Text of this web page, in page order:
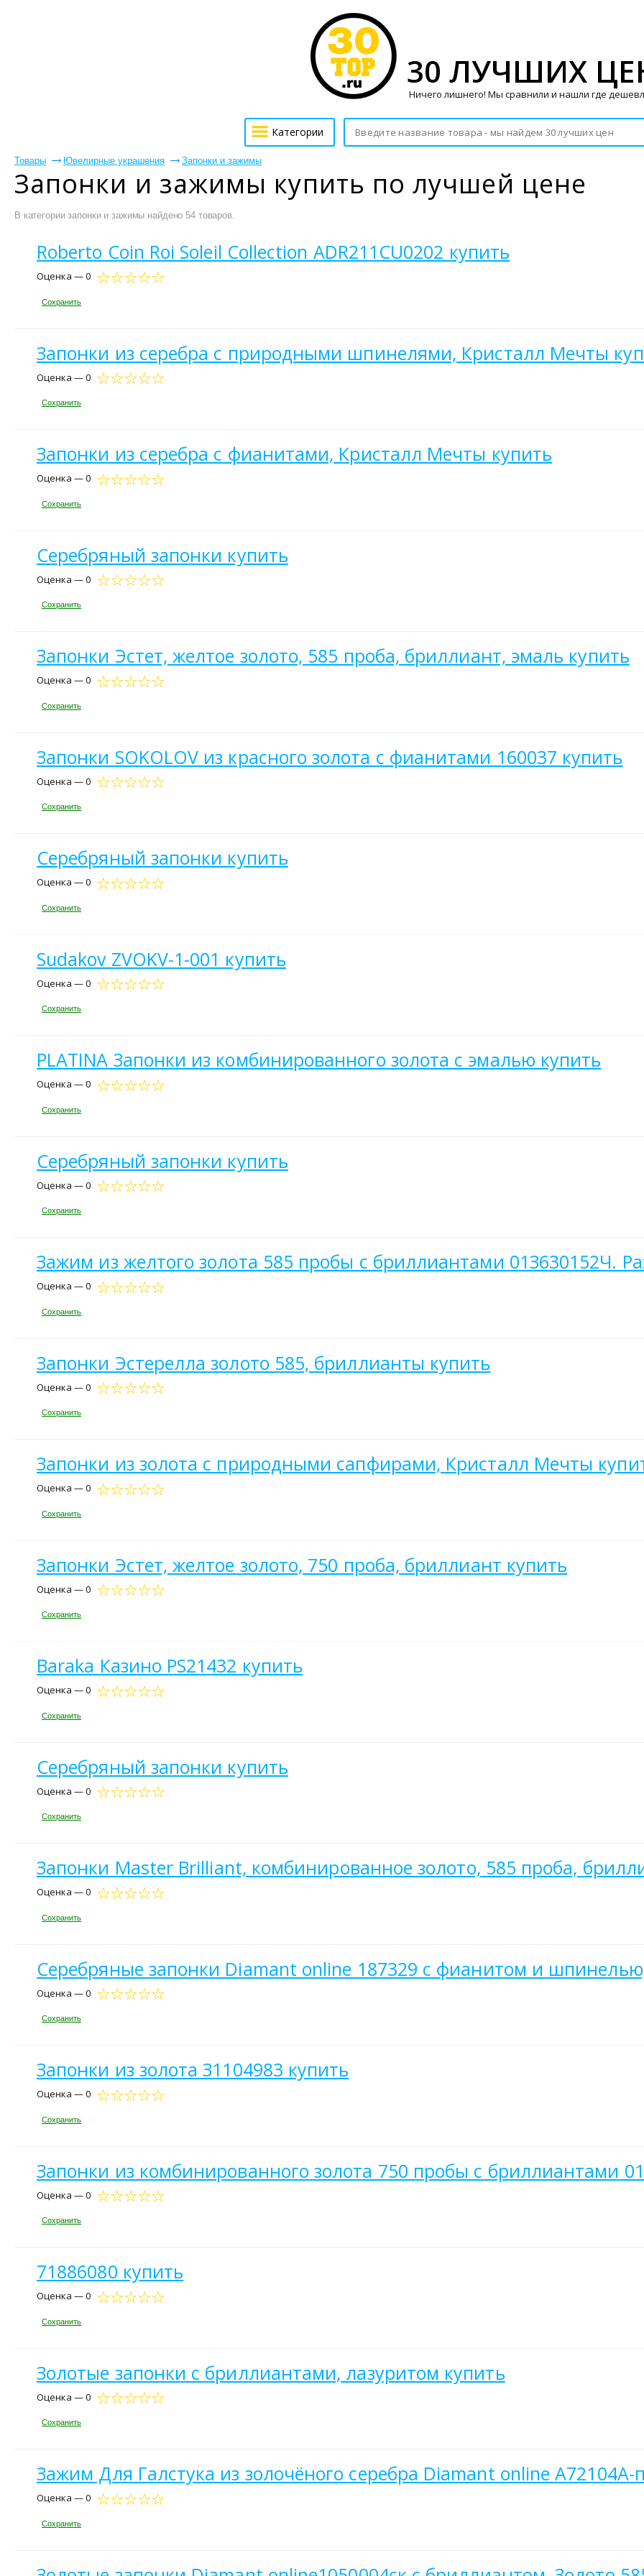
Товары Ювелирные украшения Запонки и зажимы
Запонки и зажимы купить по лучшей цене
В категории запонки и зажимы найдено 54 товаров.
Roberto Coin Roi Soleil Collection ADR211CU0202 купить
Оценка — 0
Сохранить
Запонки из серебра с природными шпинелями, Кристалл Мечты
Оценка — 0
Сохранить
Запонки из серебра с фианитами, Кристалл Мечты купить
Оценка — 0
Сохранить
Серебряный запонки купить
Оценка — 0
Сохранить
Запонки Эстет, желтое золото, 585 проба, бриллиант, эмаль купить
Оценка — 0
Сохранить
Запонки SOKOLOV из красного золота c фианитами 160037 купить
Оценка — 0
Сохранить
Серебряный запонки купить
Оценка — 0
Сохранить
Sudakov ZVOKV-1-001 купить
Оценка — 0
Сохранить
PLATINA Запонки из комбинированного золота с эмалью купить
Оценка — 0
Сохранить
Серебряный запонки купить
Оценка — 0
Сохранить
Зажим из желтого золота 585 пробы с бриллиантами 01З630152Ч.
Оценка — 0
Сохранить
Запонки Эстерелла золото 585, бриллианты купить
Оценка — 0
Сохранить
Запонки из золота с природными сапфирами, Кристалл Мечты
Оценка — 0
Сохранить
Запонки Эстет, желтое золото, 750 проба, бриллиант купить
Оценка — 0
Сохранить
Baraka Казино PS21432 купить
Оценка — 0
Сохранить
Серебряный запонки купить
Оценка — 0
Сохранить
Запонки Master Brilliant, комбинированное золото, 585 проба,
Оценка — 0
Сохранить
Серебряные запонки Diamant online 187329 с фианитом и
Оценка — 0
Сохранить
Запонки из золота З1104983 купить
Оценка — 0
Сохранить
Запонки из комбинированного золота 750 пробы с бриллиантами
Оценка — 0
Сохранить
71886080 купить
Оценка — 0
Сохранить
Золотые запонки с бриллиантами, лазуритом купить
Оценка — 0
Сохранить
Зажим Для Галстука из золочёного серебра Diamant online
Оценка — 0
Сохранить
30 ЛУЧШИХ
Ничего лишнего! Мы сравнили и нашли где
Категории